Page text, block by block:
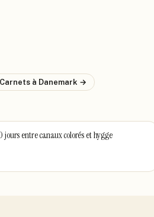
Carnets à Danemark →
jours entre canaux colorés et hygge